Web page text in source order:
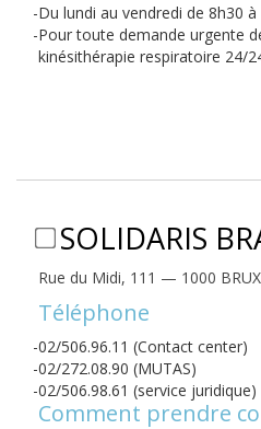
Du lundi au vendredi de 8h30 à
Pour toute demande urgente
kinésithérapie respiratoire 24/
SOLIDARIS
Rue du Midi, 111 — 1000
Téléphone
02/506.96.11 (Contact center)
02/272.08.90 (MUTAS)
02/506.98.61 (service juridique)
Comment prendre